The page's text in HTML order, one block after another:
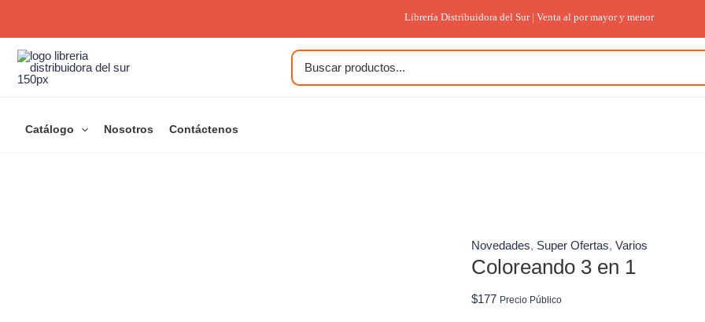
Librería Distribuidora del Sur | Venta al por mayor y menor
Buscar
por:
Catálogo Nosotros Contáctenos
Novedades, Super Ofertas,Varios
Coloreando 3 en 1
$177 Precio Público